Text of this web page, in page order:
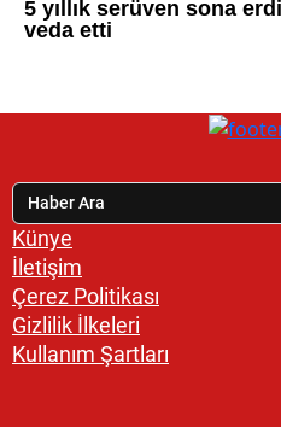
Künye
İletişim
Çerez Politikası
Gizlilik İlkeleri
Kullanım Şartları